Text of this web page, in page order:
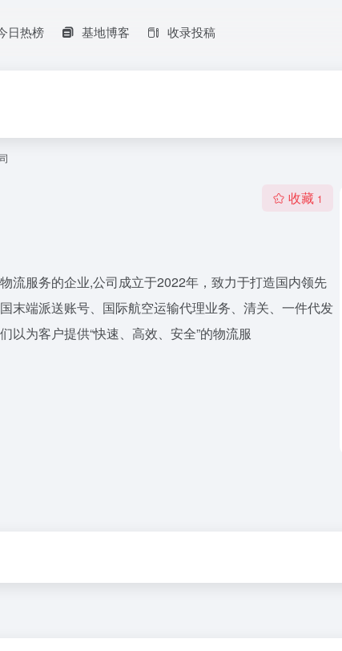
日热榜 基地博客 收录投稿
收藏 1
流服务的企业,公司成立于2022年，致力于打造国内领先
末端派送账号、国际航空运输代理业务、清关、一件代发
为客户提供“快速、高效、安全”的物流服